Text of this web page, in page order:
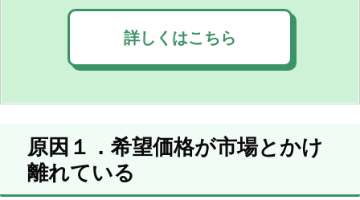
詳しくはこちら
原因１．希望価格が市場とかけ
離れている